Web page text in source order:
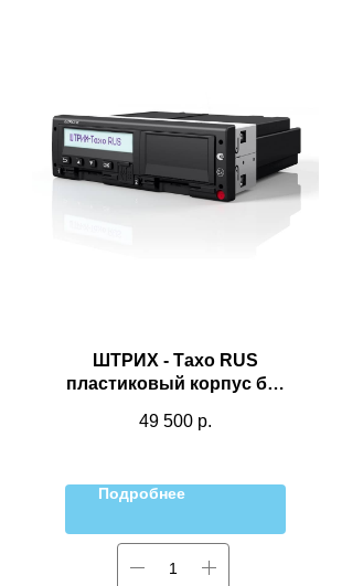
ШТРИХ - Тахо RUS
пластиковый корпус без
49 500 р.
Подробнее